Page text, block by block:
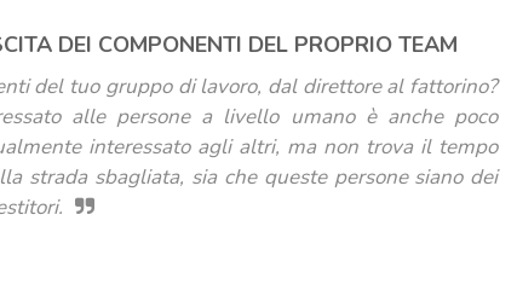
DEI COMPONENTI DEL PROPRIO TEAM
del tuo gruppo di lavoro, dal direttore al fattorino?
alle persone a livello umano è anche poco
interessato agli altri, ma non trova il tempo
strada sbagliata, sia che queste persone siano dei